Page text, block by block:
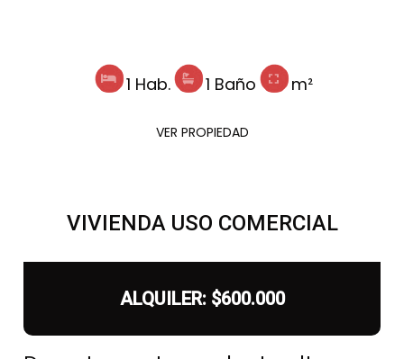
1 Hab. 1 Baño m²
VER PROPIEDAD
VIVIENDA USO COMERCIAL
ALQUILER: $600.000